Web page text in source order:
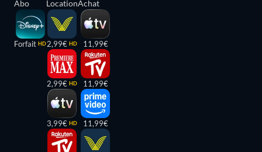
Abo
Forfait HD
Location
2,99€ HD
2,99€ HD
3,99€ HD
Achat
11,99€
11,99€
11,99€